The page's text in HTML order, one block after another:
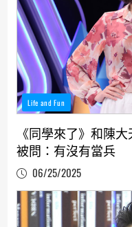
Life and Fun
《同學來了》和陳
被問：有沒有當兵
06/25/2025